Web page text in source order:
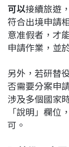
可以接續旅遊
符合出境申請
意准假者，才
申請作業，並
另外，若研替
否需要分案申
涉及多個國家
「說明」欄位
可。